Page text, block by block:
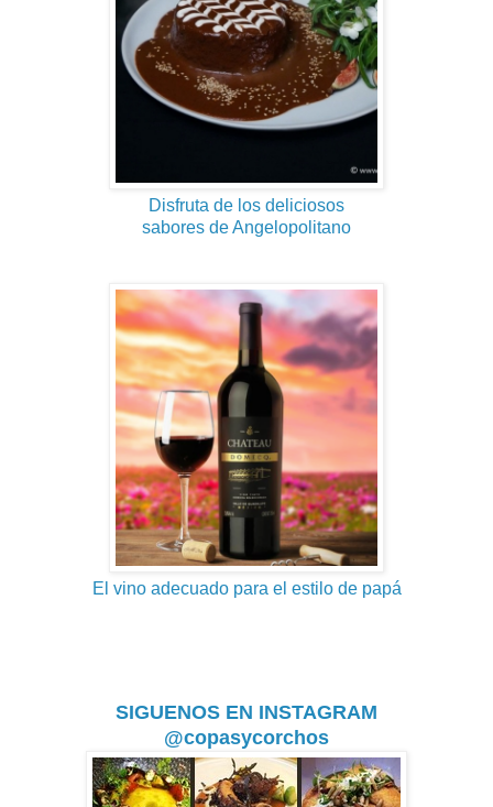
Disfruta de los deliciosos
sabores de Angelopolitano
El vino adecuado para el estilo de papá
SIGUENOS EN INSTAGRAM
@copasycorchos